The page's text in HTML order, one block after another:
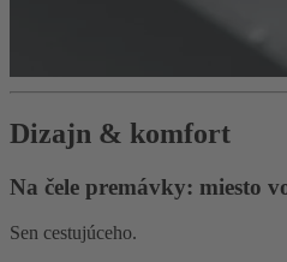
Dizajn & komfort
Na čele premávky: miesto
Sen cestujúceho.